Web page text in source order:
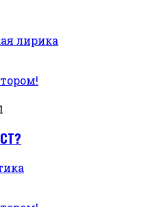
лирика